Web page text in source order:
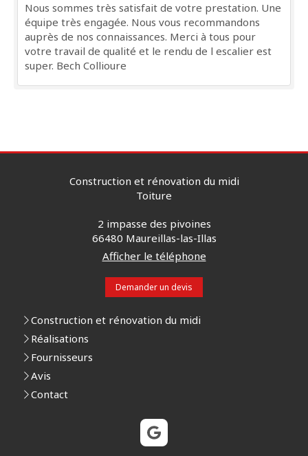
Nous sommes très satisfait de votre prestation. Une
équipe très engagée. Nous vous recommandons
auprès de nos connaissances. Merci à tous pour
votre travail de qualité et le rendu de l escalier est
super. Bech Collioure
Construction et rénovation du midi
Toiture
2 impasse des pivoines
66480 Maureillas-las-Illas
Afficher le téléphone
Demander un devis
Construction et rénovation du midi
Réalisations
Fournisseurs
Avis
Contact